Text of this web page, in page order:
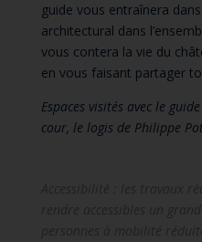
guide vous entraînera
architectural dans
vous contera la vie du
en vous faisant partager
Espaces visités avec le
cour, le logis de Philippe